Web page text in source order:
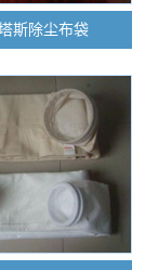
斯除尘布袋